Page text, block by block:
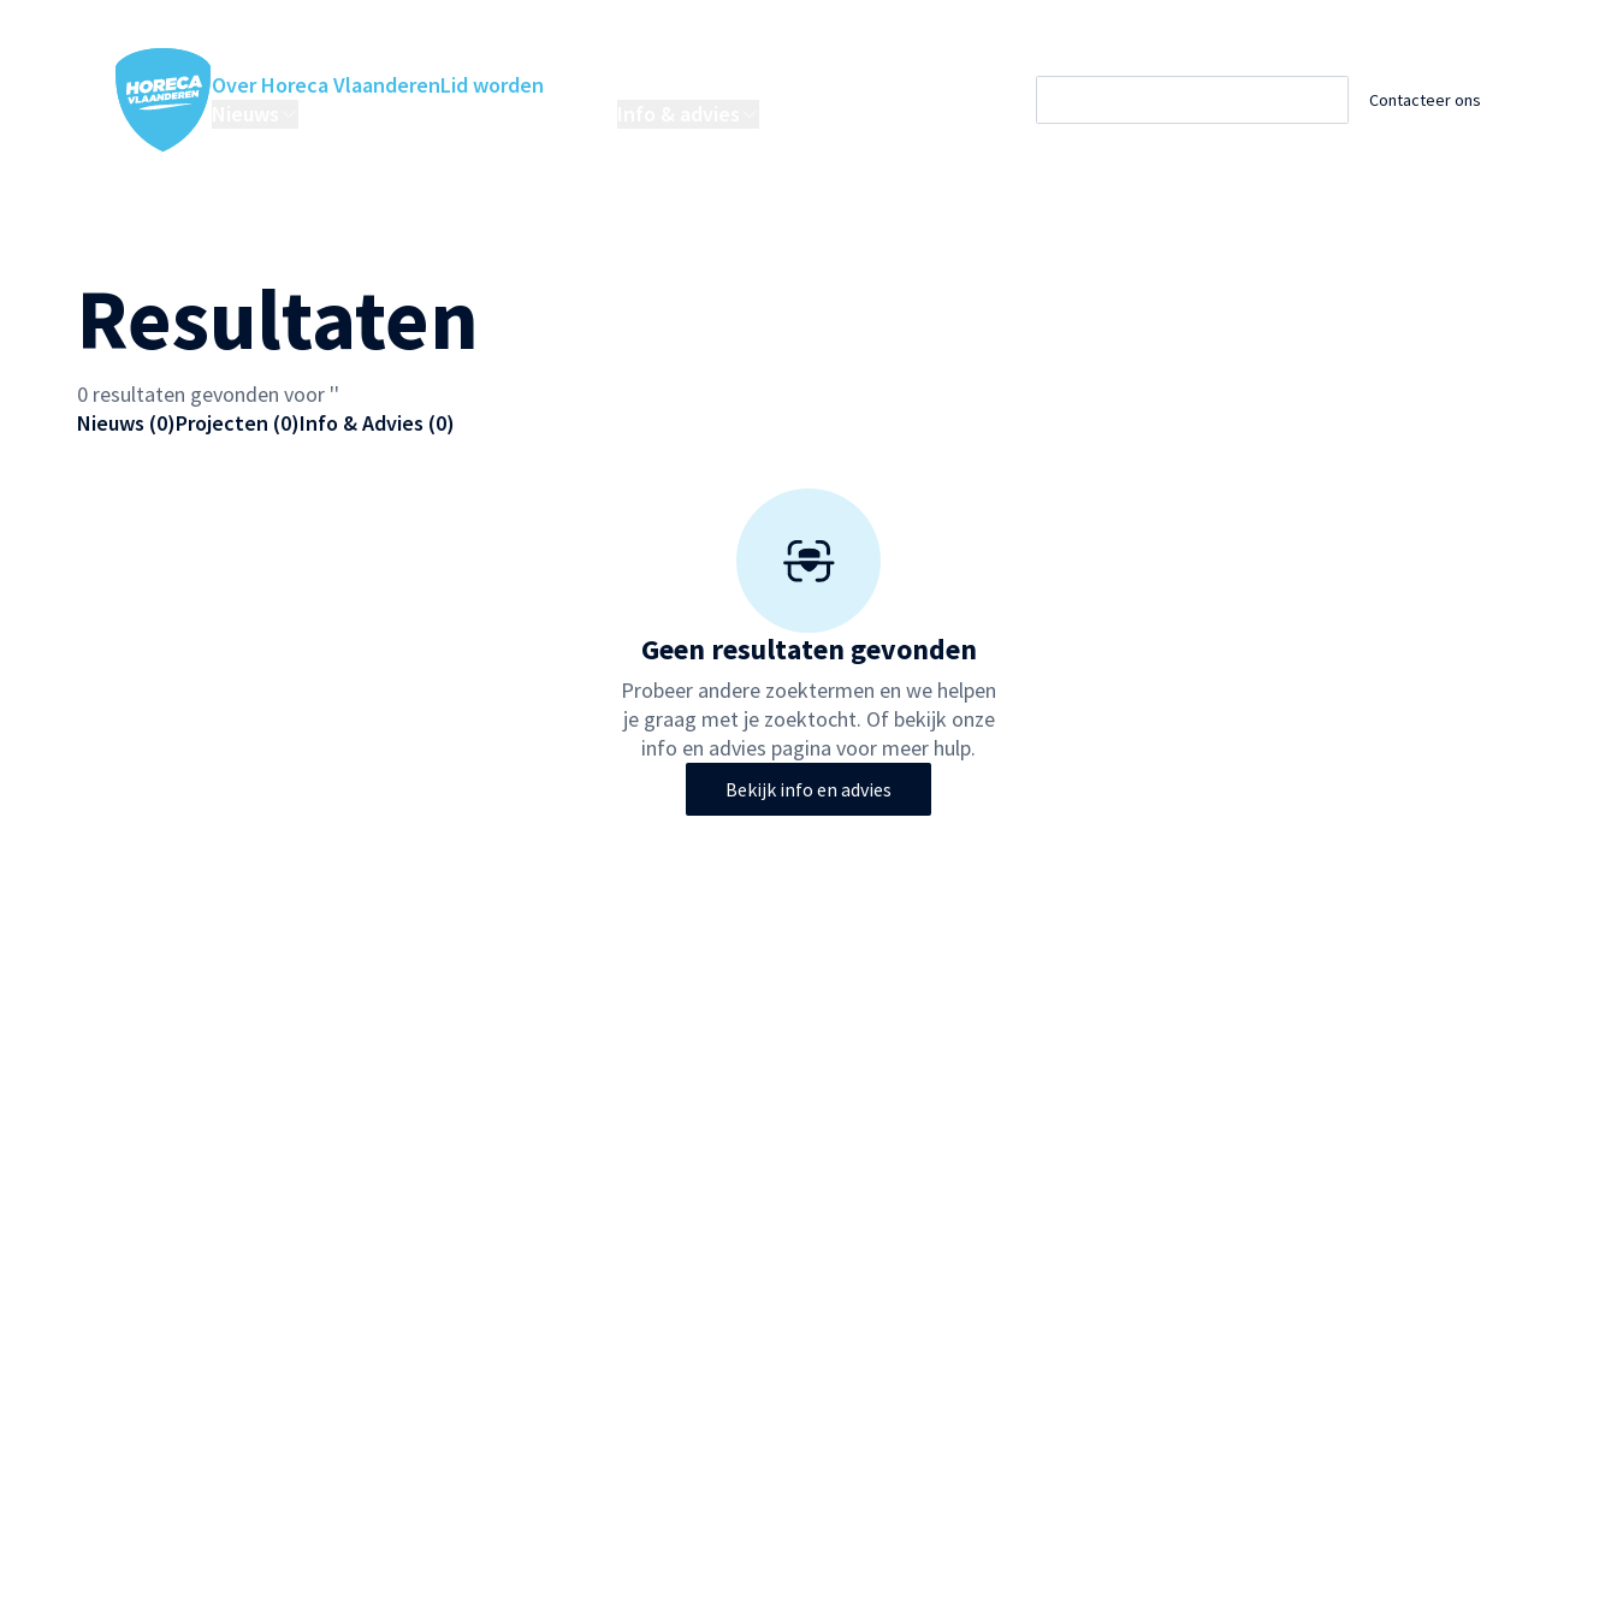
Over Horeca VlaanderenLid worden
Contacteer ons
Resultaten
0 resultaten gevonden voor ''
Nieuws (0)Projecten (0)Info & Advies (0)
Geen resultaten gevonden
Probeer andere zoektermen en we helpen
je graag met je zoektocht. Of bekijk onze
info en advies pagina voor meer hulp.
Bekijk info en advies